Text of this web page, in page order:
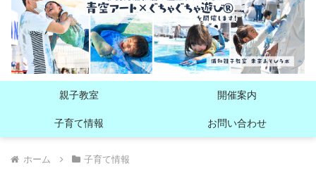
親子教室 開催案内
子育て情報 お問い合わせ
ホーム 子育て情報